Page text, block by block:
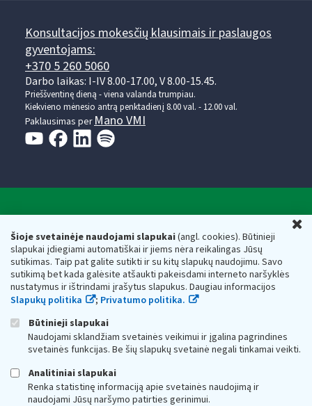
Šioje svetainėje naudojami slapukai(angl. cookies). Būtinieji
slapukai įdiegiami automatiškai ir jiems nėra reikalingas Jūsų
sutikimas. Taip pat galite sutikti ir su kitų slapukų naudojimu. Savo
sutikimą bet kada galėsite atšaukti pakeisdami interneto naršyklės
nustatymus ir ištrindami įrašytus slapukus. Daugiau informacijos
Slapukų politika
; Privatumo politika.
Būtinieji slapukai
Naudojami sklandžiam svetainės veikimui ir įgalina pagrindines
svetainės funkcijas. Be šių slapukų svetainė negali tinkamai veikti.
Analitiniai slapukai
Renka statistinę informaciją apie svetainės naudojimą ir
naudojami Jūsų naršymo patirties gerinimui.
Konsultacijos mokesčių klausimais ir paslaugos
gyventojams:
+370 5 260 5060
Darbo laikas: I-IV 8.00-17.00, V 8.00-15.45.
Prieššventinę dieną - viena valanda trumpiau.
Kiekvieno mėnesio antrą penktadienį 8.00 val. - 12.00 val.
Paklausimas perMano VMI
Valstybinė mokesčių inspekcija prie Lietuvos
Respublikos finansų ministerijos
Biudžetinė įstaiga. Juridinio asmens kodas — 188659752,
adresas: Vasario 16-osios g. 14, 01107 Vilnius, Lietuva, el.paštas:
vmi@vmi.lt , E. pristatymo dėžutės adresas 188659752
Duomenys apie Valstybinę mokesčių inspekciją prie Lietuvos
Respublikos finansų ministerijos kaupiami ir saugomi Juridinių